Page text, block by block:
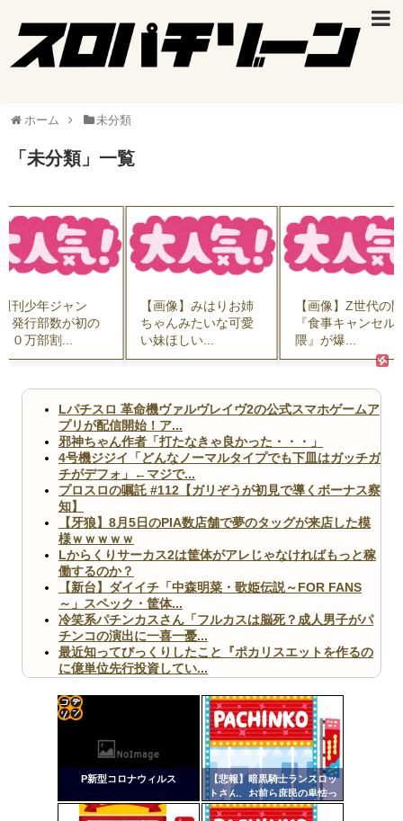
ホーム 未分類
「 未分類」 一覧
刊少年ジャン
発行部数が初の
０万部割...
【画像】みはりお姉
ちゃんみたいな可愛
い妹ほしい...
【画像】Z世代の
『食事キャンセル
隈』が爆...
Lパチスロ 革命機ヴァルヴレイヴ2の公式スマホゲームア
プリが配信開始！ア...
邪神ちゃん作者「打たなきゃ良かった・・・」
4号機ジジイ「どんなノーマルタイプでも下皿はガッチガ
チがデフォ」←マジで...
プロスロの嘱託 #112【ガリぞうが初見で導くボーナス察
知】
【牙狼】8月5日のPIA数店舗で夢のタッグが来店した模
様ｗｗｗｗｗ
Lからくりサーカス2は筐体がアレじゃなければもっと稼
働するのか？
【新台】ダイイチ「中森明菜・歌姫伝説～FOR FANS
～」スペック・筐体...
冷笑系パチンカスさん「フルカスは脳死？成人男子がパ
チンコの演出に一喜一憂...
最近知ってびっくりしたこと『ポカリスエットを作るの
に億単位先行投資してい...
ますｗ」←これどうす...
【閲覧注意】俺が近くにいると機械が壊れるんだけどさ
【画像】ペプシコーラ社、「こういうのでいいんだよ」
な新商品を発売
P新型コロナウィルス
【悲報】暗黒騎士ランスロッ
トさん、お前ら庶民の卑怯っ
ぷりを痛烈に指摘してしまう
定リ